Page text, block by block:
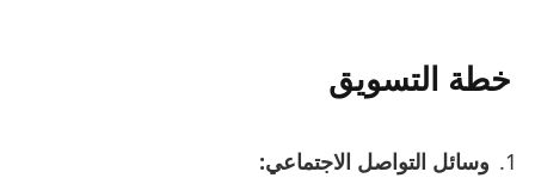
خطة التسويق
وسائل التواصل الاجتماعي: